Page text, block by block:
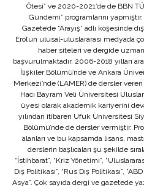
Ötesi” ve 2020-2021’de de BBN
Gündemi” programlarını
Gazete’de “Arayış” adlı köşesinde
Erol’un ulusal-uluslararası medyada
haber siteleri ve dergide
başvurulmaktadır. 2006-2018 yılları
İlişkiler Bölümü’nde ve Ankara
Merkezi’nde (LAMER) de dersler
Hacı Bayram Veli Üniversitesi
üyesi olarak akademik kariyerini
yılından itibaren Ufuk Üniversitesi
Bölümü’nde de dersler vermiştir.
alanları ve bu kapsamda lisans,
derslerin başlıcaları şu şekilde
“İstihbarat”, “Kriz Yönetimi”,
Dış Politikası”, “Rus Dış Politikası”,
Asya”. Çok sayıda dergi ve gazetede